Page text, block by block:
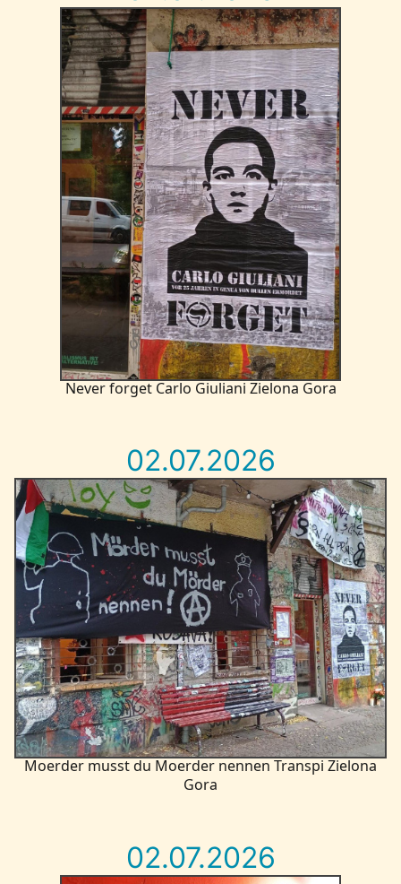
Never forget Carlo Giuliani Zielona Gora
02.07.2026
Moerder musst du Moerder nennen Transpi Zielona
Gora
02.07.2026